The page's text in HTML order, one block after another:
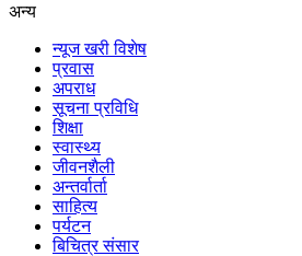
अन्य
न्यूज खरी विशेष
प्रवास
अपराध
सूचना प्रविधि
शिक्षा
स्वास्थ्य
जीवनशैली
अन्तर्वार्ता
साहित्य
पर्यटन
बिचित्र संसार